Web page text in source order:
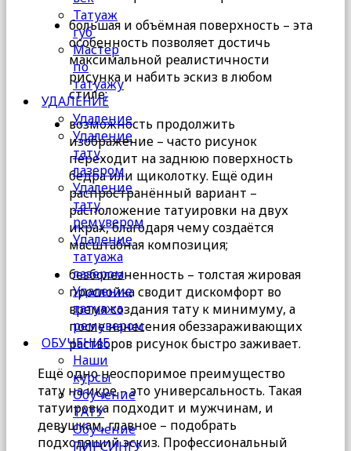
Татуаж
губ
Мастер
по
татуажу
УДАЛЕНИЕ
Удаление
Удаление
тату
лазером
Удаление
тату
ремувером
Удаление
татуажа
лазером
Удаление
татуажа
ремувером
ОБУЧЕНИЕ
Наши
курсы
Обучение
ТАТУ
Обучение
ПИРСИНГУ
большая и объёмная поверхность – эта
особенность позволяет достичь
максимальной реалистичности
рисунка и набить эскиз в любом
стиле;
возможность продолжить
изображение – часто рисунок
переходит на заднюю поверхность
бедра или щиколотку. Ещё один
распространённый вариант –
расположение татуировки на двух
икрах, благодаря чему создаётся
масштабная композиция;
безболезненность – толстая жировая
прослойка сводит дискомфорт во
время создания тату к минимуму, а
после нанесения обеззараживающих
растворов рисунок быстро заживает.
Ещё одно неоспоримое преимущество
тату на икре – это универсальность. Такая
татуировка подходит и мужчинам, и
девушкам, главное – подобрать
подходящий эскиз. Профессиональный